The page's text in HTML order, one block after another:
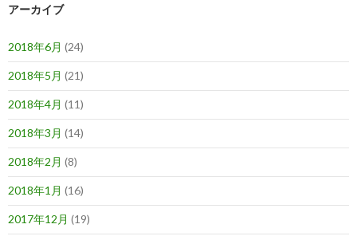
アーカイブ
2018年6月 (24)
2018年5月 (21)
2018年4月 (11)
2018年3月 (14)
2018年2月 (8)
2018年1月 (16)
2017年12月 (19)